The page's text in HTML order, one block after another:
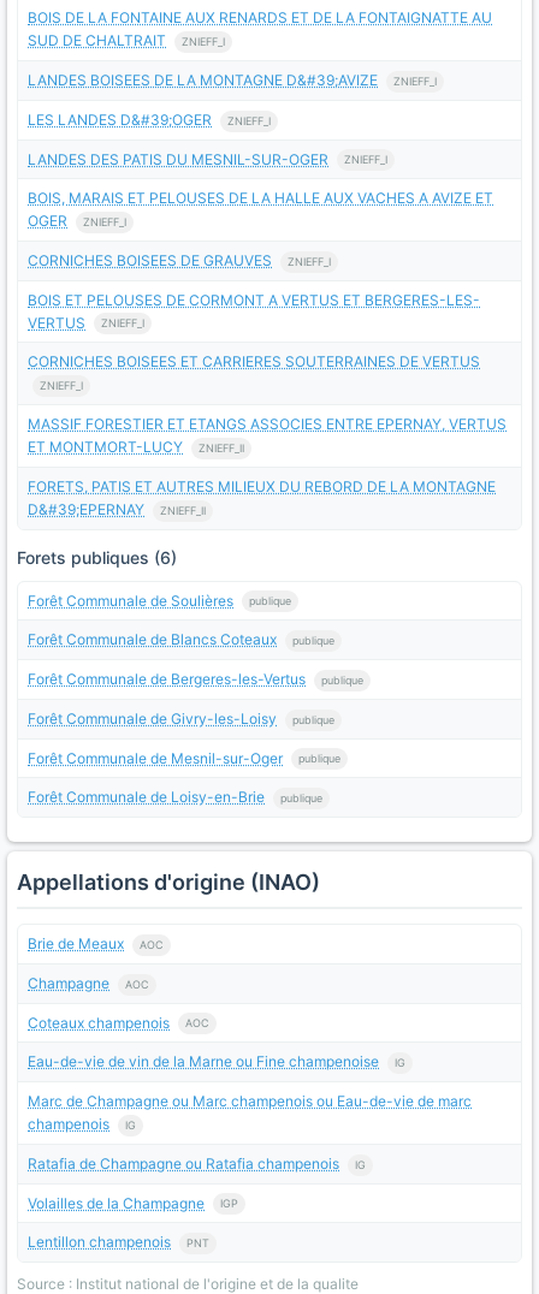
BOIS DE LA FONTAINE AUX RENARDS ET DE LA FONTAIGNATTE AU
SUD DE CHALTRAIT
ZNIEFF_I
LANDES BOISEES DE LA MONTAGNE D&#39;AVIZE ZNIEFF_I
LES LANDES D&#39;OGER ZNIEFF_I
LANDES DES PATIS DU MESNIL-SUR-OGER ZNIEFF_I
BOIS, MARAIS ET PELOUSES DE LA HALLE AUX VACHES A AVIZE ET
OGER
ZNIEFF_I
CORNICHES BOISEES DE GRAUVES ZNIEFF_I
BOIS ET PELOUSES DE CORMONT A VERTUS ET BERGERES-LES-
VERTUS
ZNIEFF_I
CORNICHES BOISEES ET CARRIERES SOUTERRAINES DE VERTUS
ZNIEFF_I
MASSIF FORESTIER ET ETANGS ASSOCIES ENTRE EPERNAY, VERTUS
ET MONTMORT-LUCY
ZNIEFF_II
FORETS, PATIS ET AUTRES MILIEUX DU REBORD DE LA MONTAGNE
D&#39;EPERNAY
ZNIEFF_II
Forets publiques (6)
Forêt Communale de Soulières publique
Forêt Communale de Blancs Coteaux publique
Forêt Communale de Bergeres-les-Vertus publique
Forêt Communale de Givry-les-Loisy publique
Forêt Communale de Mesnil-sur-Oger publique
Forêt Communale de Loisy-en-Brie publique
Appellations d'origine (INAO)
Brie de Meaux AOC
Champagne AOC
Coteaux champenois AOC
Eau-de-vie de vin de la Marne ou Fine champenoise IG
Marc de Champagne ou Marc champenois ou Eau-de-vie de marc
champenois
IG
Ratafia de Champagne ou Ratafia champenois IG
Volailles de la Champagne IGP
Lentillon champenois PNT
Source : Institut national de l'origine et de la qualite